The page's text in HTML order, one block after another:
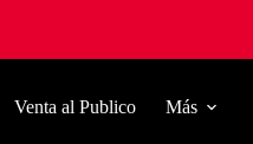
Venta al Publico Más